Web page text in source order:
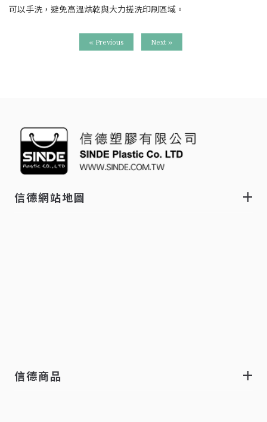
可以手洗，避免高溫烘乾與大力搓洗印刷區域。
« Previous Next »
信德網站地圖
信德商品